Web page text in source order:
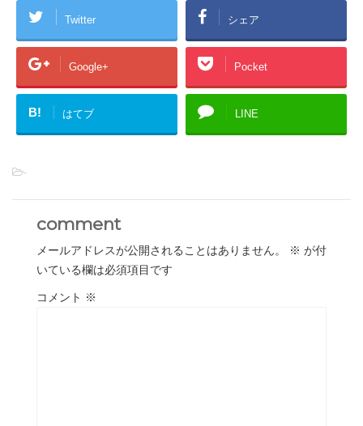
Twitter シェア
Google+ Pocket
B! はてブ LINE
-
comment
メールアドレスが公開されることはありません。 ※ が付
いている欄は必須項目です
コメント ※